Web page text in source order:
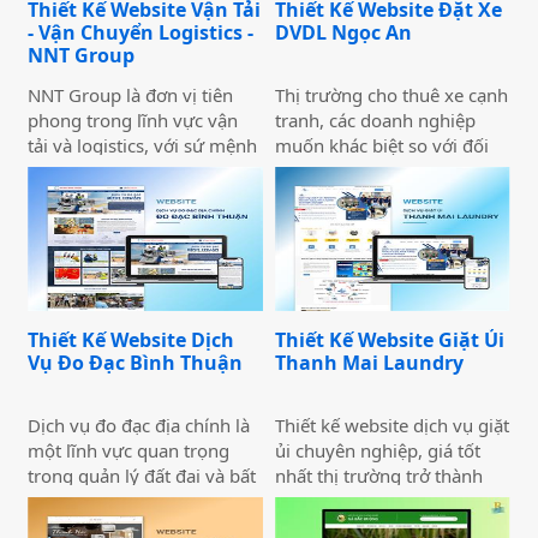
Rubypeace không chỉ cung
cấp các sản phẩm đa dạng
vụ tư vấn chuyên nghiệp,
giúp khách hàng tối ưu hóa
lợi nhuận và giảm thiểu rủi
ro.
Thiết Kế Website Vận Tải
- Vận Chuyển Logistics -
NNT Group
NNT Group là đơn vị tiên
phong trong lĩnh vực vận
tải và logistics, với sứ mệnh
cung cấp các giải pháp vận
chuyển hiện đại, an toàn và
tối ưu chi phí. Chúng tôi
luôn hướng đến việc trở
thành đối tác đáng tin cậy
của khách hàng, đồng thời
triển ngành logistics Việt
Nam. Tầm nhìn của chúng
vận tải toàn diện, kết nối
toàn quốc và vươn xa ra thị
trường quốc tế.
Thiết Kế Website Đặt Xe
DVDL Ngọc An
Thị trường cho thuê xe cạnh
tranh, các doanh nghiệp
muốn khác biệt so với đối
thủ cần đầu tư thiết kế
website thuê xe nổi bật và
ấn tượng. Những trang web
này không chỉ cung cấp
thông tin dịch vụ mà còn sở
hữu những chức năng quan
Thiết Kế Website Dịch
Vụ Đo Đạc Bình Thuận
Dịch vụ đo đạc địa chính là
một lĩnh vực quan trọng
trong quản lý đất đai và bất
động sản. Công việc chính
của ngành này bao gồm
Thiết Kế Website Giặt Ủi
Thanh Mai Laundry
Thiết kế website dịch vụ giặt
ủi chuyên nghiệp, giá tốt
nhất thị trường trở thành
một trong những công cụ
marketing hỗ trợ đắc lực